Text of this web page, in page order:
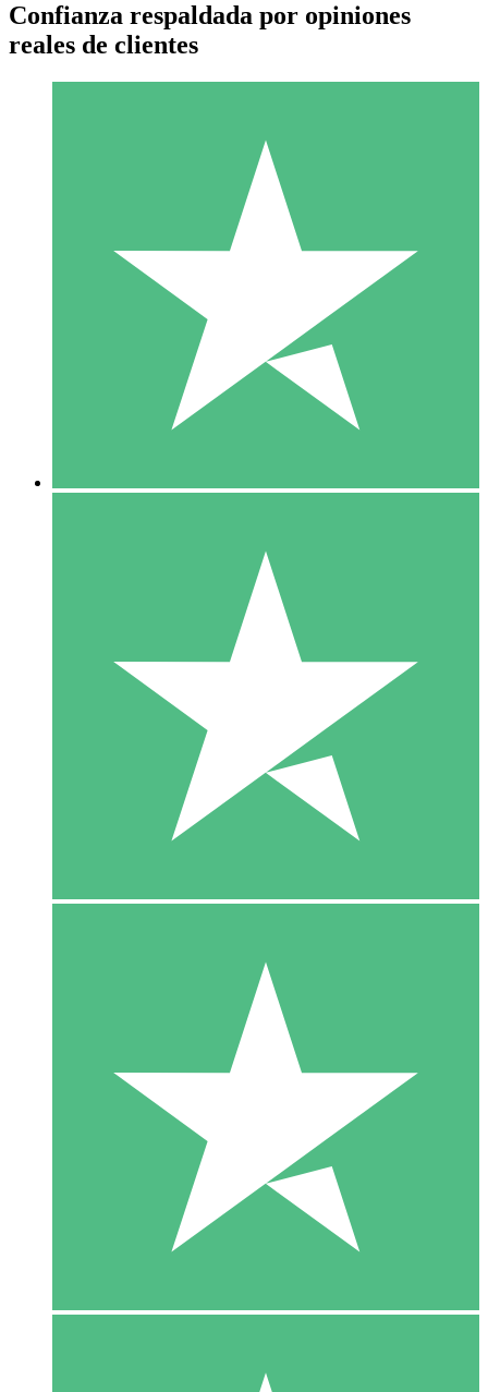
Paquetes de Créditos Individuales
Paga según el uso con créditos de descarga. Sin compromiso
10 00
10 Descargas
20 00
Confianza respaldada por opiniones
reales de clientes